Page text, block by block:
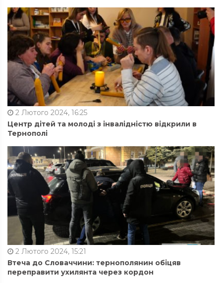
2 Лютого 2024, 16:25
Центр дітей та молоді з інвалідністю відкрили в
Тернополі
2 Лютого 2024, 15:21
Втеча до Словаччини: тернополянин обіцяв
переправити ухилянта через кордон